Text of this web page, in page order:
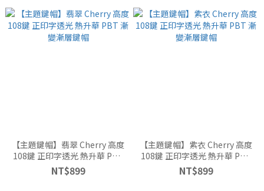
【主題鍵帽】翡翠 Cherry 高度
108鍵 正印字透光 熱升華 PBT
漸變漸層鍵帽
NT$899
【主題鍵帽】紫衣 Cherry 高度
108鍵 正印字透光 熱升華 PBT
漸變漸層鍵帽
NT$899